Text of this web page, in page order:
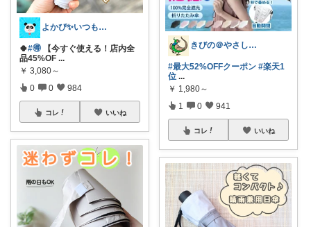
よかぴ✨いつも感謝です💖😊💖
🍀#🉐 【今すぐ使える！店内全
品45%OF ...
￥ 3,080～
0 0 984
コレ いいね
きびの＠やさしさで暮らしをデザイン
#最大52%OFFクーポン #楽天1
位 ...
￥ 1,980～
1 0 941
コレ いいね